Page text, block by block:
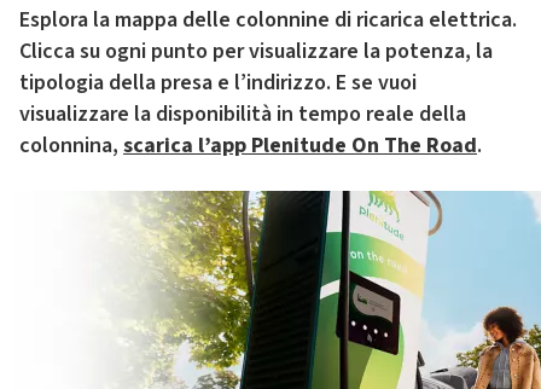
Esplora la mappa delle colonnine di ricarica elettrica.
Clicca su ogni punto per visualizzare la potenza, la
tipologia della presa e l’indirizzo. E se vuoi
visualizzare la disponibilità in tempo reale della
colonnina, scarica l’app Plenitude On The Road.